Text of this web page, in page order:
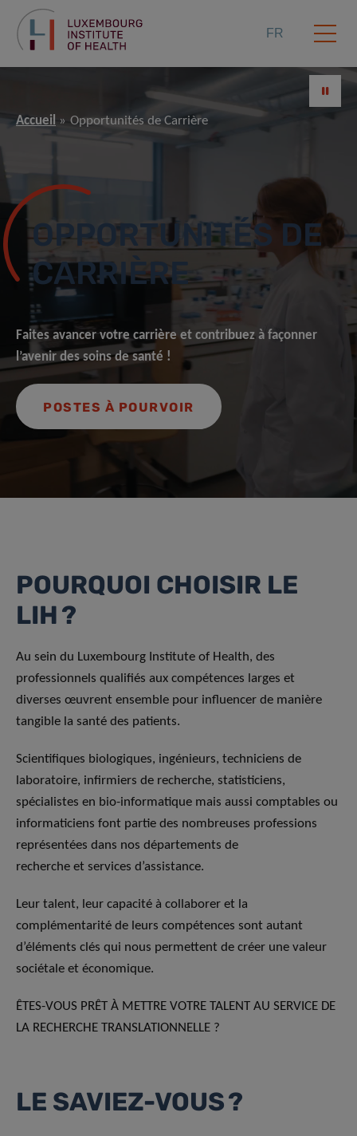
FR
Accueil Opportunités de Carrière
OPPORTUNITÉS DE
CARRIÈRE
Faites avancer votre carrière et contribuez à façonner
l’avenir des soins de santé !
POSTES À POURVOIR
POURQUOI CHOISIR LE
LIH ?
Au sein du Luxembourg Institute of Health, des
professionnels qualifiés aux compétences larges et
diverses œuvrent ensemble pour influencer de manière
tangible la santé des patients.
Scientifiques biologiques, ingénieurs, techniciens de
laboratoire, infirmiers de recherche, statisticiens,
spécialistes en bio-informatique mais aussi comptables ou
informaticiens font partie des nombreuses professions
représentées dans nos départements de
recherche et services d’assistance.
Leur talent, leur capacité à collaborer et la
complémentarité de leurs compétences sont autant
d’éléments clés qui nous permettent de créer une valeur
sociétale et économique.
ÊTES-VOUS PRÊT À METTRE VOTRE TALENT AU SERVICE DE
LA RECHERCHE TRANSLATIONNELLE ?
LE SAVIEZ-VOUS ?